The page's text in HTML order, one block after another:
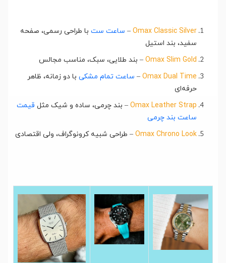
Omax Classic Silver
– ساعت ست با طراحی رسمی، صفحه
سفید، بند استیل
Omax Slim Gold – بند طلایی، سبک، مناسب مجالس
Omax Dual Time
– ساعت تمام مشکی با دو زمانه، ظاهر
حرفه‌ای
Omax Leather Strap – بند چرمی، ساده و شیک مثل قیمت
ساعت بند چرمی
Omax Chrono Look – طراحی شبیه کرونوگراف، ولی اقتصادی